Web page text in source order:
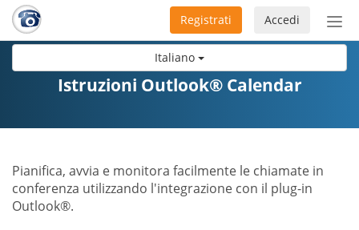
Italiano
Accedi
Registrati
Istruzioni Outlook® Calendar
Pianifica, avvia e monitora facilmente le chiamate in
conferenza utilizzando l'integrazione con il plug-in
Outlook®.